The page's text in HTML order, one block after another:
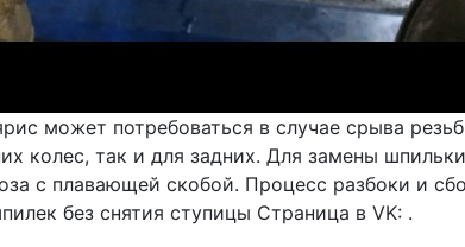
может потребоваться в случае срыва
колес, так и для задних. Для замены
с плавающей скобой. Процесс разбоки и
без снятия ступицы Страница в VK: .